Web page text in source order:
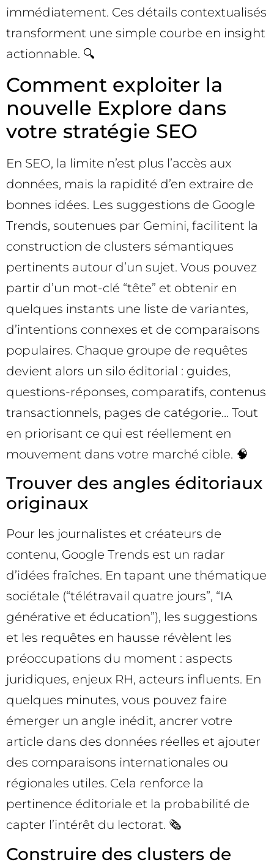
immédiatement. Ces détails contextualisés
transforment une simple courbe en insight
actionnable. 🔍
Comment exploiter la
nouvelle Explore dans
votre stratégie SEO
En SEO, la limite n’est plus l’accès aux
données, mais la rapidité d’en extraire de
bonnes idées. Les suggestions de Google
Trends, soutenues par Gemini, facilitent la
construction de clusters sémantiques
pertinents autour d’un sujet. Vous pouvez
partir d’un mot-clé “tête” et obtenir en
quelques instants une liste de variantes,
d’intentions connexes et de comparaisons
populaires. Chaque groupe de requêtes
devient alors un silo éditorial : guides,
questions-réponses, comparatifs, contenus
transactionnels, pages de catégorie… Tout
en priorisant ce qui est réellement en
mouvement dans votre marché cible. 🧠
Trouver des angles éditoriaux
originaux
Pour les journalistes et créateurs de
contenu, Google Trends est un radar
d’idées fraîches. En tapant une thématique
sociétale (“télétravail quatre jours”, “IA
générative et éducation”), les suggestions
et les requêtes en hausse révèlent les
préoccupations du moment : aspects
juridiques, enjeux RH, acteurs influents. En
quelques minutes, vous pouvez faire
émerger un angle inédit, ancrer votre
article dans des données réelles et ajouter
des comparaisons internationales ou
régionales utiles. Cela renforce la
pertinence éditoriale et la probabilité de
capter l’intérêt du lectorat. 🗞️
Construire des clusters de